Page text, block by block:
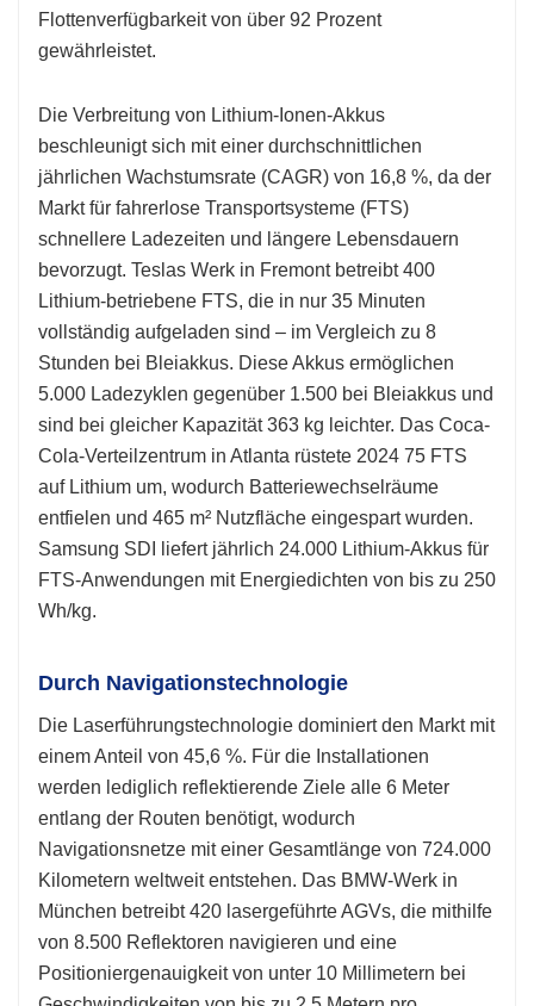
Flottenverfügbarkeit von über 92 Prozent
gewährleistet.
Die Verbreitung von Lithium-Ionen-Akkus
beschleunigt sich mit einer durchschnittlichen
jährlichen Wachstumsrate (CAGR) von 16,8 %, da der
Markt für fahrerlose Transportsysteme (FTS)
schnellere Ladezeiten und längere Lebensdauern
bevorzugt. Teslas Werk in Fremont betreibt 400
Lithium-betriebene FTS, die in nur 35 Minuten
vollständig aufgeladen sind – im Vergleich zu 8
Stunden bei Bleiakkus. Diese Akkus ermöglichen
5.000 Ladezyklen gegenüber 1.500 bei Bleiakkus und
sind bei gleicher Kapazität 363 kg leichter. Das Coca-
Cola-Verteilzentrum in Atlanta rüstete 2024 75 FTS
auf Lithium um, wodurch Batteriewechselräume
entfielen und 465 m² Nutzfläche eingespart wurden.
Samsung SDI liefert jährlich 24.000 Lithium-Akkus für
FTS-Anwendungen mit Energiedichten von bis zu 250
Wh/kg.
Durch Navigationstechnologie
Die Laserführungstechnologie dominiert den Markt mit
einem Anteil von 45,6 %. Für die Installationen
werden lediglich reflektierende Ziele alle 6 Meter
entlang der Routen benötigt, wodurch
Navigationsnetze mit einer Gesamtlänge von 724.000
Kilometern weltweit entstehen. Das BMW-Werk in
München betreibt 420 lasergeführte AGVs, die mithilfe
von 8.500 Reflektoren navigieren und eine
Positioniergenauigkeit von unter 10 Millimetern bei